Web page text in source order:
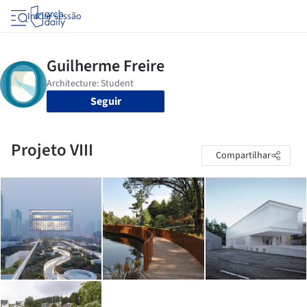
Iniciar sessão
Seguir
Projeto VIII Compartilhar